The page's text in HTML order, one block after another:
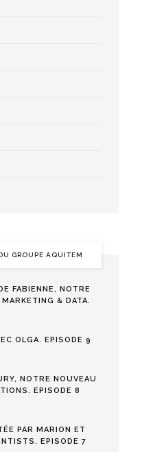
GROUPE AQUITEM
FABIENNE, NOTRE
& DATA.
OLGA. EPISODE 9
NOTRE NOUVEAU
EPISODE 8
PAR MARION ET
EPISODE 7